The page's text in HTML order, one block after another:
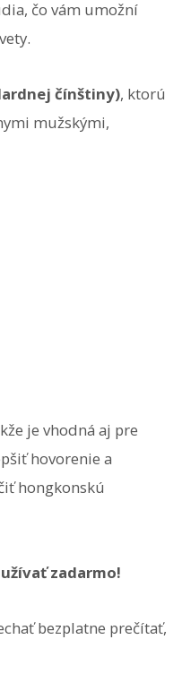
čo vám umožní
čínštiny), ktorú
mužskými,
je vhodná aj pre
hovorenie a
hongkonskú
zadarmo!
bezplatne prečítať,